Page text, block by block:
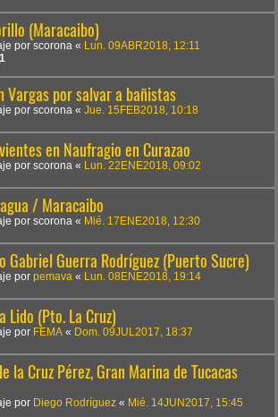
(Maracaibo)
por scorona «
Lun. 09ABR2018, 12:11
1
Vargas por salvar a bañistas
por scorona « Jue. 15FEB2018, 10:18
en Naufragio en Curazao
por scorona « Lun. 22ENE2018, 09:02
/ Maracaibo
por scorona « Mié. 17ENE2018, 12:30
Gabriel Guerra Rodríguez (Puerto Sucre)
por pemava « Lun. 08ENE2018, 19:14
Lido (Pto. La Cruz)
por FEMA « Dom. 09JUL2017, 18:37
la Cruz Pérez, Gran Marina de Tucacas
por Diego Rodríguez « Mié. 14JUN2017, 15:45